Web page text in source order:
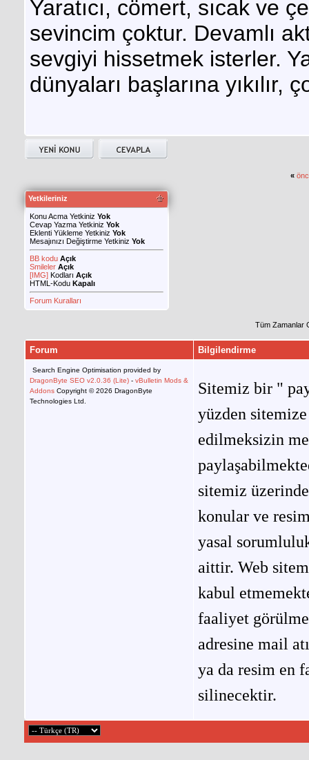
Yaratıcı, cömert, sıcak ve
sevincim çoktur. Devamlı
sevgiyi hissetmek isterler.
dünyaları başlarına yıkılır,
«
Yetkileriniz
Konu Acma Yetkiniz Yok
Cevap Yazma Yetkiniz Yok
Eklenti Yükleme Yetkiniz Yok
Mesajınızı Değiştirme Yetkiniz Yok
BB kodu Açık
Smileler Açık
[IMG] Kodları Açık
HTML-Kodu Kapalı
Forum Kuralları
Tüm Zamanlar
Forum Bilgilendirme
Search Engine Optimisation provided by
DragonByte SEO v2.0.36 (Lite) - vBulletin Mods &
Addons Copyright © 2026 DragonByte
Technologies Ltd.
Sitemiz bir "
yüzden
edilmeksizin
sitemiz
konular ve
yasal
aittir. Web
kabul
faaliyet
adresine mail
ya da resim en
silinecektir.